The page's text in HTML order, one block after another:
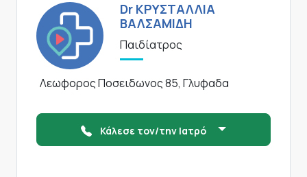
Dr ΚΡΥΣΤΑΛΛΙΑ
ΒΑΛΣΑΜΙΔΗ
Παιδίατρος
Λεωφορος Ποσειδωνος 85, Γλυφαδα
Κάλεσε τον/την Ιατρό